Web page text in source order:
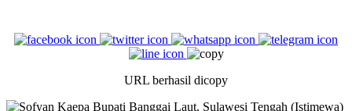
URL berhasil dicopy